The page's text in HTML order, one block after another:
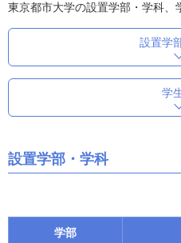
東京都市大学の設置学部・学科、
設置学
学
設置学部・学科
学部